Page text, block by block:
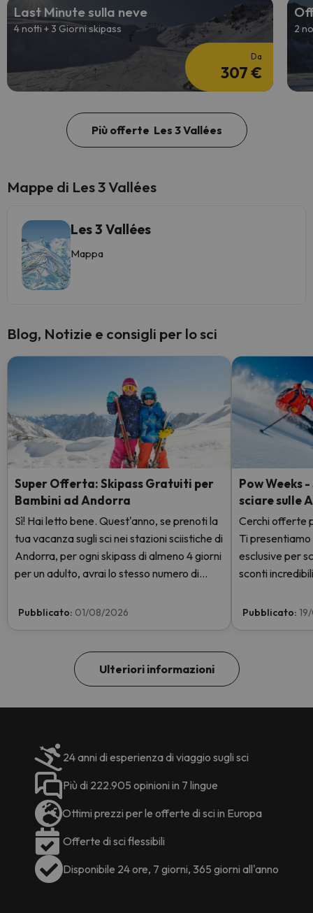
Last Minute sulla neve
4 notti + 3 Giorni skipass
Da
307 €
2
Più offerte Les 3 Vallées
Mappe di Les 3 Vallées
Les 3 Vallées
Mappa
Blog, Notizie e consigli per lo sci
Super Offerta: Skipass Gratuiti per
Bambini ad Andorra
Sì! Hai letto bene. Quest'anno, se prenoti la
tua vacanza sugli sci nei stazioni sciistiche di
Andorra, per ogni skipass di almeno 4 giorni
per un adulto, avrai lo stesso numero di
GRATIS. Entra e scoprilo qui.
Pubblicato: 01/08/2026
Pow Weeks
sciare sulle
Cerchi offerte
Ti
esclusive per
sconti
Pubblicato:
Ulteriori informazioni
24 anni di esperienza di viaggio sugli sci
Più di 222.905 opinioni in 7 lingue
Ottimi prezzi per le offerte di sci in Europa
Offerte di sci flessibili
Disponibile 24 ore, 7 giorni, 365 giorni all'anno